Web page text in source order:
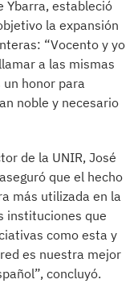
Ybarra, estableció
la expansión
“Vocento y yo
a las mismas
honor para
noble y necesario
de la UNIR, José
que el hecho
más utilizada en la
instituciones que
como esta y
es nuestra mejor
concluyó.